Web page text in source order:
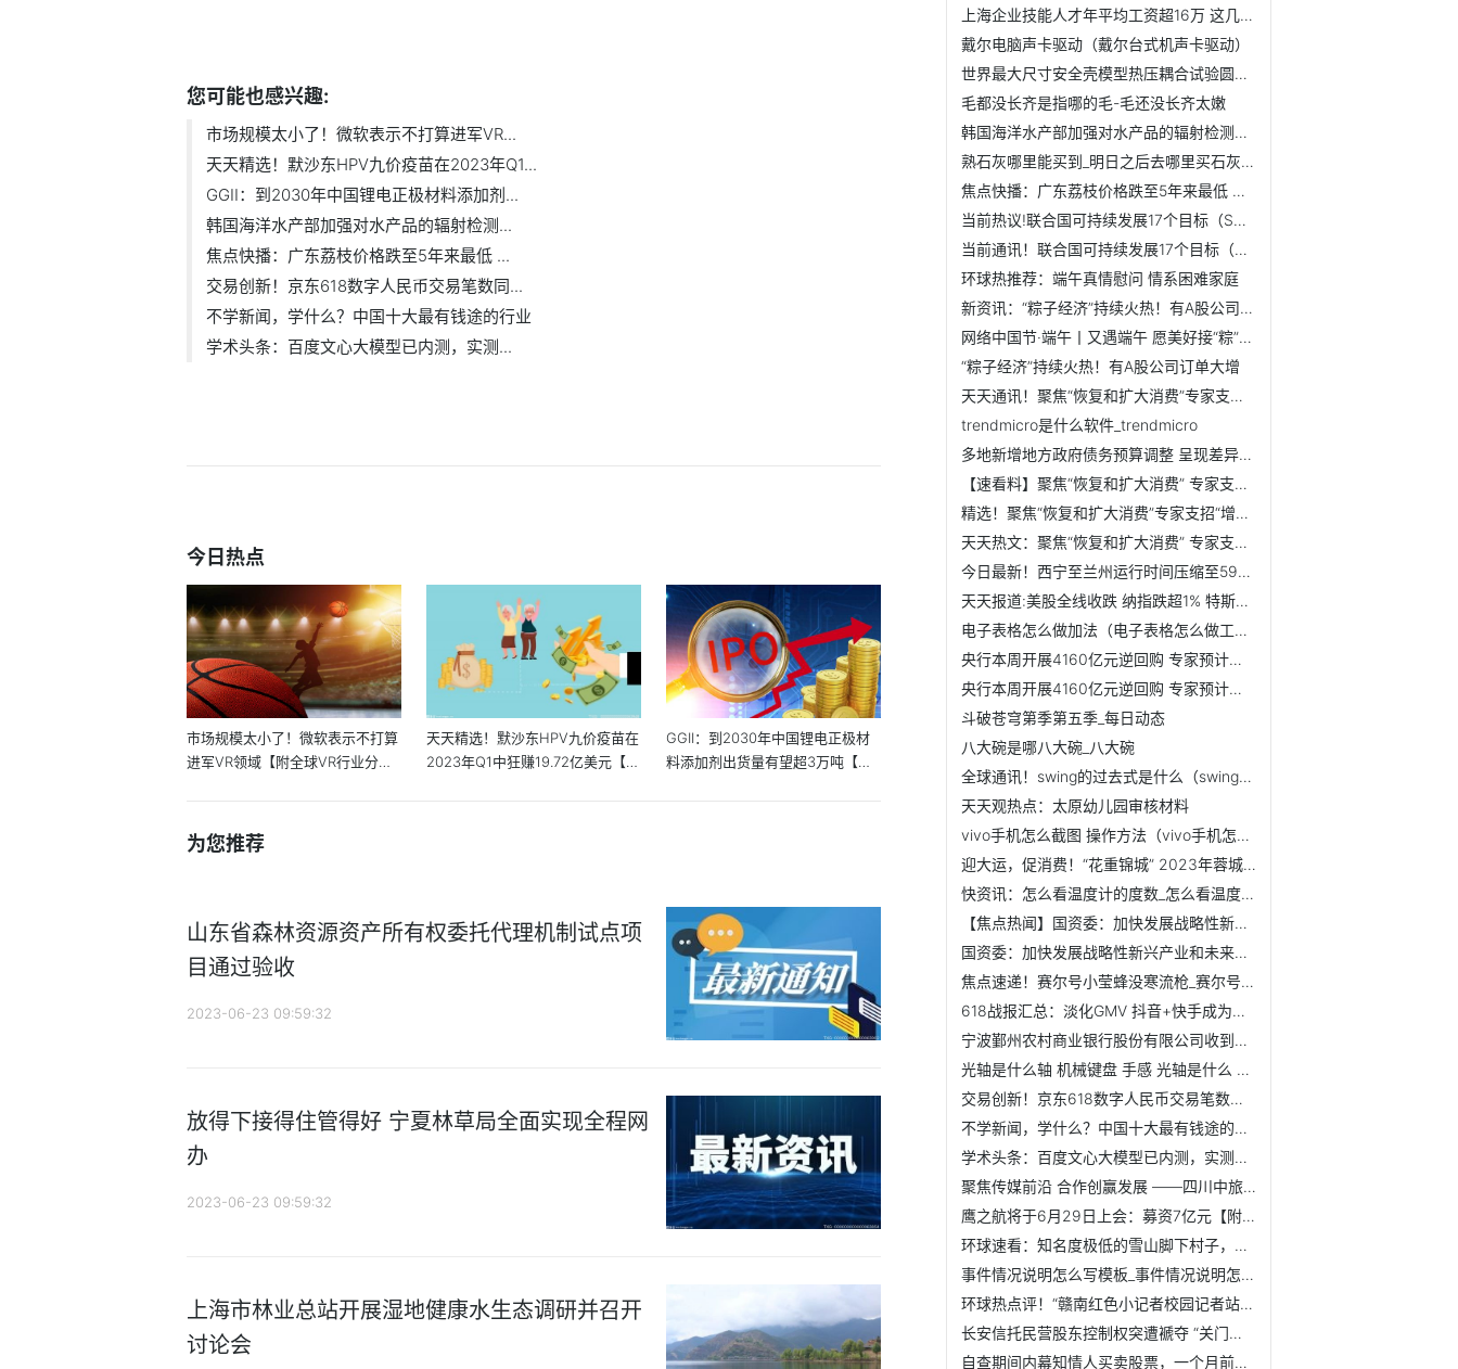
您可能也感兴趣:
市场规模太小了！微软表示不打算进军VR...
天天精选！默沙东HPV九价疫苗在2023年Q1...
GGII：到2030年中国锂电正极材料添加剂...
韩国海洋水产部加强对水产品的辐射检测...
焦点快播：广东荔枝价格跌至5年来最低 ...
交易创新！京东618数字人民币交易笔数同...
不学新闻，学什么？中国十大最有钱途的行业
学术头条：百度文心大模型已内测，实测...
今日热点
市场规模太小了！微软表示不打算
进军VR领域【附全球VR行业分
天天精选！默沙东HPV九价疫苗在
2023年Q1中狂赚19.72亿美元【附
GGII：到2030年中国锂电正极材
料添加剂出货量有望超3万吨【附
为您推荐
山东省森林资源资产所有权委托代理机制试点项
目通过验收
2023-06-23 09:59:32
放得下接得住管得好 宁夏林草局全面实现全程网
办
2023-06-23 09:59:32
上海市林业总站开展湿地健康水生态调研并召开
讨论会
上海企业技能人才年平均工资超16万 这几个行业工资较高
戴尔电脑声卡驱动（戴尔台式机声卡驱动）
世界最大尺寸安全壳模型热压耦合试验圆满完成-今日热讯
毛都没长齐是指哪的毛-毛还没长齐太嫩
韩国海洋水产部加强对水产品的辐射检测管理【附全球水产业品...
熟石灰哪里能买到_明日之后去哪里买石灰 焦点滚动
焦点快播：广东荔枝价格跌至5年来最低 妃子笑甚至跌到3、4元...
当前热议!联合国可持续发展17个目标（SDGs）
当前通讯！联合国可持续发展17个目标（SDGs）
环球热推荐：端午真情慰问 情系困难家庭
新资讯：“粽子经济”持续火热！有A股公司订单大增
网络中国节·端午丨又遇端午 愿美好接“粽”而来
“粽子经济”持续火热！有A股公司订单大增
天天通讯！聚焦“恢复和扩大消费”专家支招“增强消费能力和...
trendmicro是什么软件_trendmicro
多地新增地方政府债务预算调整 呈现差异化、精准化特征
【速看料】聚焦“恢复和扩大消费” 专家支招“增强消费能力...
精选！聚焦“恢复和扩大消费”专家支招“增强消费能力和消费...
天天热文：聚焦“恢复和扩大消费” 专家支招“增强消费能力...
今日最新！西宁至兰州运行时间压缩至59分钟
天天报道:美股全线收跌 纳指跌超1% 特斯拉跌超5%
电子表格怎么做加法（电子表格怎么做工资表）
央行本周开展4160亿元逆回购 专家预计资金面有望平稳跨季
央行本周开展4160亿元逆回购 专家预计资金面有望平稳跨季
斗破苍穹第季第五季_每日动态
八大碗是哪八大碗_八大碗
全球通讯！swing的过去式是什么（swing的过去式）
天天观热点：太原幼儿园审核材料
vivo手机怎么截图 操作方法（vivo手机怎么截图）_全球消息
迎大运，促消费！“花重锦城” 2023年蓉城巾帼创意集市鸣锣...
快资讯：怎么看温度计的度数_怎么看温度计水银
【焦点热闻】国资委：加快发展战略性新兴产业和未来产业 培...
国资委：加快发展战略性新兴产业和未来产业 培育一批“专精...
焦点速递！赛尔号小莹蜂没寒流枪_赛尔号寒流枪怎么得
618战报汇总：淡化GMV 抖音+快手成为新的增长点
宁波鄞州农村商业银行股份有限公司收到中国银行保险监督管理...
光轴是什么轴 机械键盘 手感 光轴是什么 即时看
交易创新！京东618数字人民币交易笔数同比增长254%【附数字人...
不学新闻，学什么？中国十大最有钱途的行业
学术头条：百度文心大模型已内测，实测分超ChatGPT 滚动
聚焦传媒前沿 合作创赢发展 ——四川中旅一行赴OST传媒公司...
鹰之航将于6月29日上会：募资7亿元【附航空装备行业分析】 热讯
环球速看：知名度极低的雪山脚下村子，一路都是景
事件情况说明怎么写模板_事件情况说明怎么写 环球新视野
环球热点评！“赣南红色小记者校园记者站”首站活动来了！
长安信托民营股东控制权突遭褫夺 “关门打狗”式监管如何提...
自查期间内幕知情人买卖股票，一个月前还矢口否认